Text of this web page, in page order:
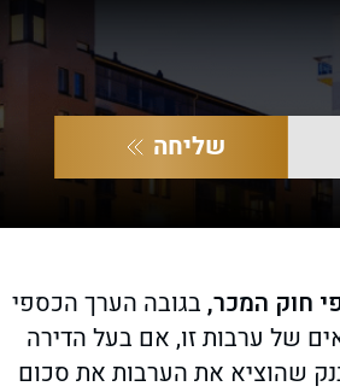
שליחה
חוק המכר, בגובה הערך הכספי
של ערבות זו, אם בעל הדירה
שהוציא את הערבות את סכום